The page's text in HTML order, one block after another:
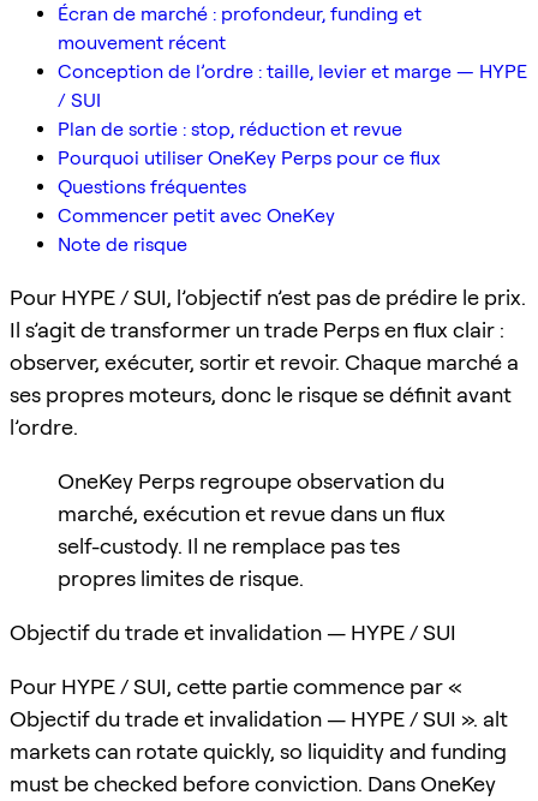
Écran de marché : profondeur, funding et
mouvement récent
Conception de l’ordre : taille, levier et marge — HYPE
/ SUI
Plan de sortie : stop, réduction et revue
Pourquoi utiliser OneKey Perps pour ce flux
Questions fréquentes
Commencer petit avec OneKey
Note de risque
Pour HYPE / SUI, l’objectif n’est pas de prédire le prix.
Il s’agit de transformer un trade Perps en flux clair :
observer, exécuter, sortir et revoir. Chaque marché a
ses propres moteurs, donc le risque se définit avant
l’ordre.
OneKey Perps regroupe observation du
marché, exécution et revue dans un flux
self-custody. Il ne remplace pas tes
propres limites de risque.
Objectif du trade et invalidation — HYPE / SUI
Pour HYPE / SUI, cette partie commence par «
Objectif du trade et invalidation — HYPE / SUI ». alt
markets can rotate quickly, so liquidity and funding
must be checked before conviction. Dans OneKey